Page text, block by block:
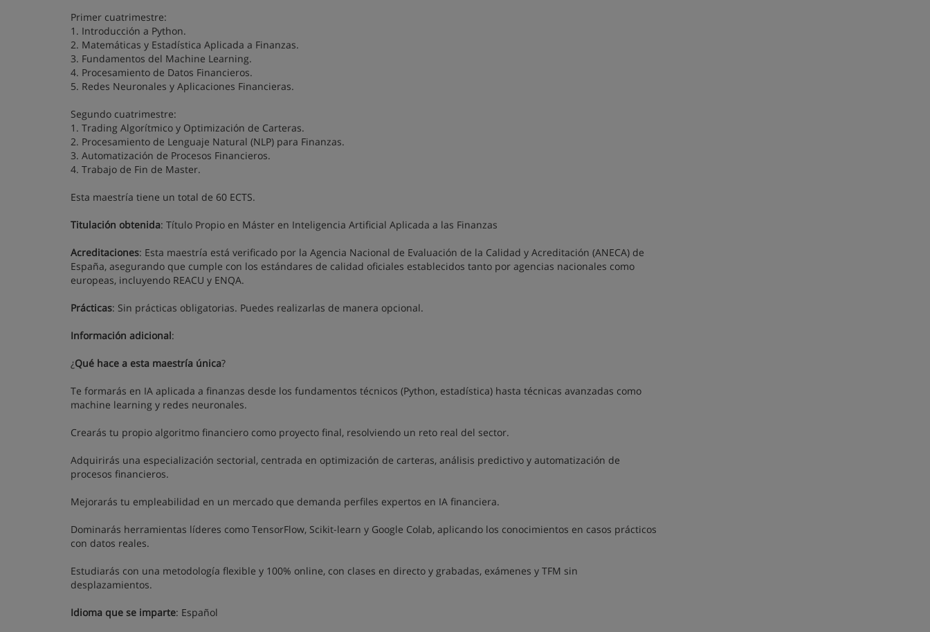
Primer cuatrimestre:
1. Introducción a Python.
2. Matemáticas y Estadística Aplicada a Finanzas.
3. Fundamentos del Machine Learning.
4. Procesamiento de Datos Financieros.
5. Redes Neuronales y Aplicaciones Financieras.
Segundo cuatrimestre:
1. Trading Algorítmico y Optimización de Carteras.
2. Procesamiento de Lenguaje Natural (NLP) para Finanzas.
3. Automatización de Procesos Financieros.
4. Trabajo de Fin de Master.
Esta maestría tiene un total de 60 ECTS.
Titulación obtenida: Título Propio en Máster en Inteligencia Artificial Aplicada a las Finanzas
Acreditaciones: Esta maestría está verificado por la Agencia Nacional de Evaluación de la Calidad y Acreditación (ANECA) de
España, asegurando que cumple con los estándares de calidad oficiales establecidos tanto por agencias nacionales como
europeas, incluyendo REACU y ENQA.
Prácticas: Sin prácticas obligatorias. Puedes realizarlas de manera opcional.
Información adicional:
¿Qué hace a esta maestría única?
Te formarás en IA aplicada a finanzas desde los fundamentos técnicos (Python, estadística) hasta técnicas avanzadas como
machine learning y redes neuronales.
Crearás tu propio algoritmo financiero como proyecto final, resolviendo un reto real del sector.
Adquirirás una especialización sectorial, centrada en optimización de carteras, análisis predictivo y automatización de
procesos financieros.
Mejorarás tu empleabilidad en un mercado que demanda perfiles expertos en IA financiera.
Dominarás herramientas líderes como TensorFlow, Scikit-learn y Google Colab, aplicando los conocimientos en casos prácticos
con datos reales.
Estudiarás con una metodología flexible y 100% online, con clases en directo y grabadas, exámenes y TFM sin
desplazamientos.
Idioma que se imparte: Español